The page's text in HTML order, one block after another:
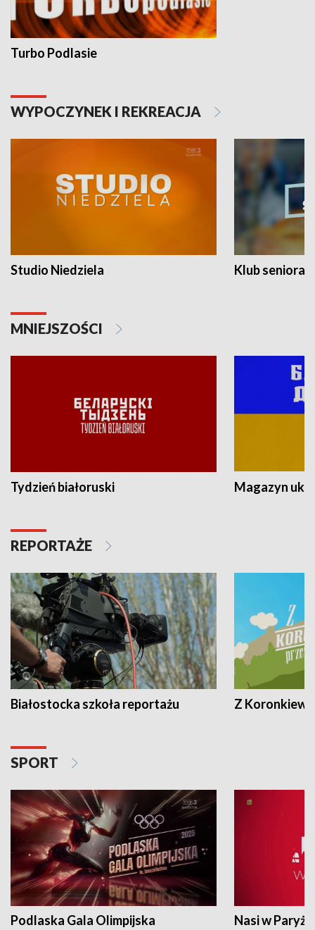
Turbo Podlasie
WYPOCZYNEK I REKREACJA
Studio Niedziela Klub seniora
MNIEJSZOŚCI
Tydzień białoruski Magazyn
REPORTAŻE
Białostocka szkoła reportażu Z
SPORT
Podlaska Gala Olimpijska Nasi w Paryżu